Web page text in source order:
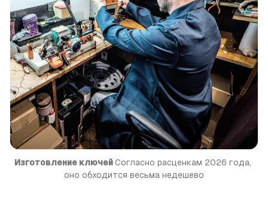
Изготовление ключей Согласно расценкам 2026 года,
оно обходится весьма недешево